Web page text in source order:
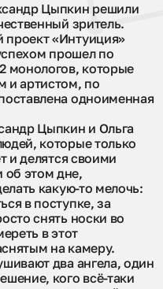
Цыпкин решили
зритель.
проект «Интуиция»
прошел по
монологов, которые
и артистом, по
одноименная
Цыпкин и Ольга
которые только
и делятся своими
этом дне,
какую-то мелочь:
в поступке, за
снять носки во
в этот
на камеру.
два ангела, один
кого всё-таки